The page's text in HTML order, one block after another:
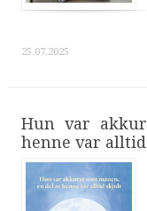
25.07.2025
Hun var
henne var